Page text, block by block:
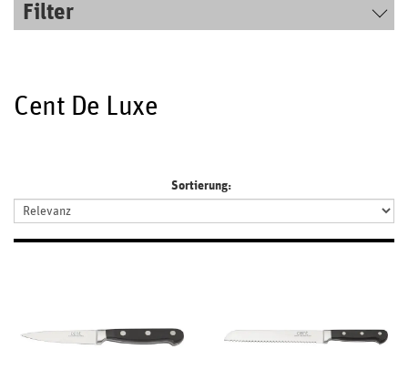
Filter
Cent De Luxe
Sortierung: